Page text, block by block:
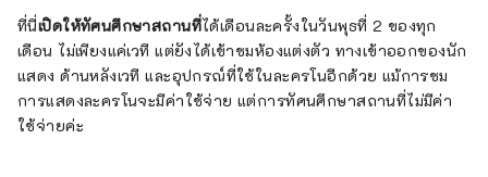
ที่นี่เปิดให้ทัศนศึกษาสถานที่ได้เดือนละครั้งในวันพุธที่ 2 ของทุก
เดือน ไม่เพียงแค่เวที แต่ยังได้เข้าชมห้องแต่งตัว ทางเข้าออกของนัก
แสดง ด้านหลังเวที และอุปกรณ์ที่ใช้ในละครโนอีกด้วย แม้การชม
การแสดงละครโนจะมีค่าใช้จ่าย แต่การทัศนศึกษาสถานที่ไม่มีค่า
ใช้จ่ายค่ะ